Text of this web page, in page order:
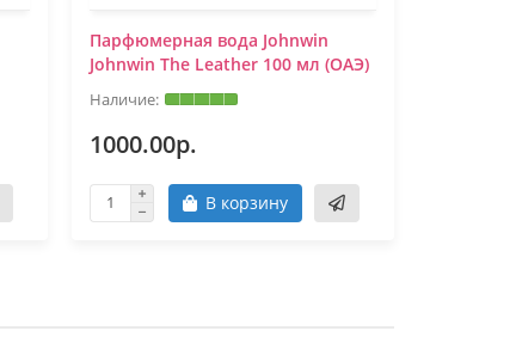
Парфюмерная вода Johnwin
Johnwin The Leather 100 мл (ОАЭ)
1000.00р.
В корзину